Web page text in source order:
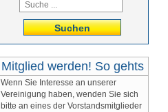
Suchen
Mitglied werden! So gehts
Wenn Sie Interesse an unserer
Vereinigung haben, wenden Sie sich
bitte an eines der Vorstandsmitglieder